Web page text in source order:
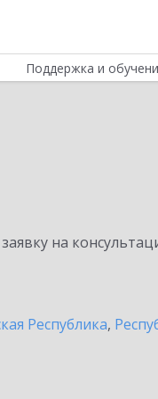
Поддержка и
на
Республика,